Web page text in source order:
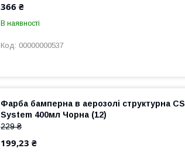
366 ₴
В наявності
00000000537
Фарба бамперна в аерозолі структурна CS
System 400мл Чорна (12)
229 ₴
199,23 ₴